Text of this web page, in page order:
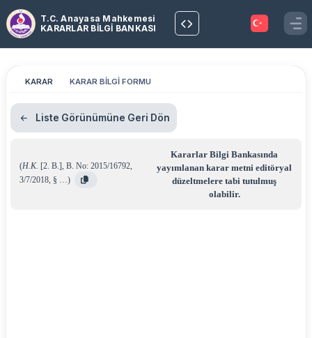
T.C. Anayasa Mahkemesi
KARARLAR BİLGİ BANKASI
KARAR KARAR BİLGİ FORMU
Liste Görünümüne Geri Dön
(H.K. [2. B.], B. No: 2015/16792,
3/7/2018, § …)
Kararlar Bilgi Bankasında
yayımlanan karar metni editöryal
düzeltmelere tabi tutulmuş
olabilir.